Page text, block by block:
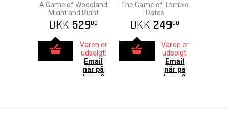
A Game of Woodland
Might and Right
DKK 52900
Varen er
udsolgt.
Email
når på
lager?
The Game of Terrible
Dates
DKK 24900
Varen er
udsolgt.
Email
når på
lager?